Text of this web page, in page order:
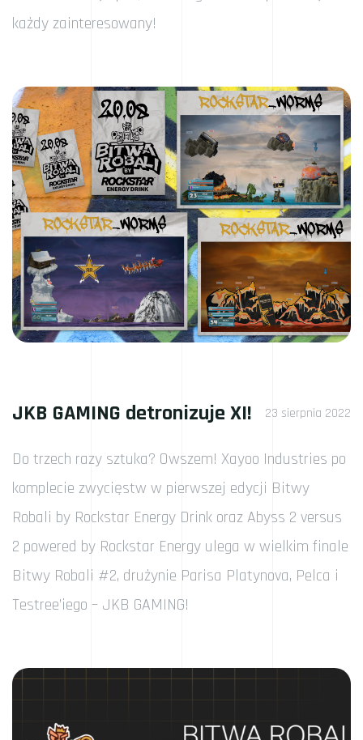
każdy zainteresowany!
JKB GAMING detronizuje XI! 23 sierpnia 2022
Do trzech razy sztuka? Owszem! Xayoo Industries po
komplecie zwycięstw w pierwszej edycji Bitwy
Robali by Rockstar Energy Drink oraz Abyss 2 versus
2 powered by Rockstar Energy ulega w wielkim finale
Bitwy Robali #2, drużynie Parisa Platynova, Pelca i
Testree’iego – JKB GAMING!